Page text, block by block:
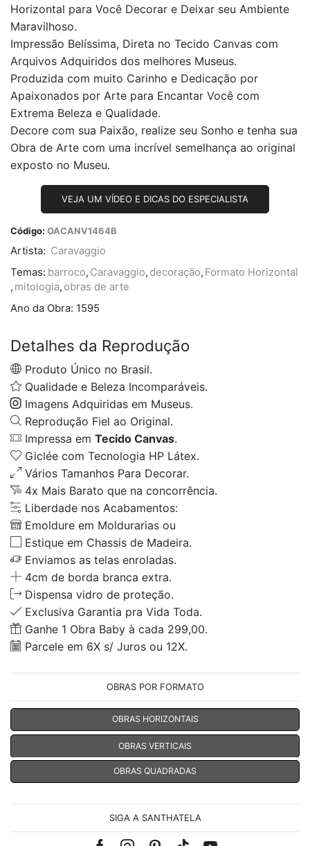
Horizontal para Você Decorar e Deixar seu Ambiente
Maravilhoso.
Impressão Belíssima, Direta no Tecido Canvas com
Arquivos Adquiridos dos melhores Museus.
Produzida com muito Carinho e Dedicação por
Apaixonados por Arte para Encantar Você com
Extrema Beleza e Qualidade.
Decore com sua Paixão, realize seu Sonho e tenha sua
Obra de Arte com uma incrível semelhança ao original
exposto no Museu.
VEJA UM VÍDEO E DICAS DO ESPECIALISTA
Código: OACANV1464B
Artista: Caravaggio
Temas: barroco, Caravaggio, decoração, Formato Horizontal
, mitologia, obras de arte
Ano da Obra: 1595
Detalhes da Reprodução
Produto Único no Brasil.
Qualidade e Beleza Incomparáveis.
Imagens Adquiridas em Museus.
Reprodução Fiel ao Original.
Impressa em Tecido Canvas.
Giclée com Tecnologia HP Látex.
Vários Tamanhos Para Decorar.
4x Mais Barato que na concorrência.
Liberdade nos Acabamentos:
Emoldure em Moldurarias ou
Estique em Chassis de Madeira.
Enviamos as telas enroladas.
4cm de borda branca extra.
Dispensa vidro de proteção.
Exclusiva Garantia pra Vida Toda.
Ganhe 1 Obra Baby à cada 299,00.
Parcele em 6X s/ Juros ou 12X.
OBRAS POR FORMATO
OBRAS HORIZONTAIS
OBRAS VERTICAIS
OBRAS QUADRADAS
SIGA A SANTHATELA